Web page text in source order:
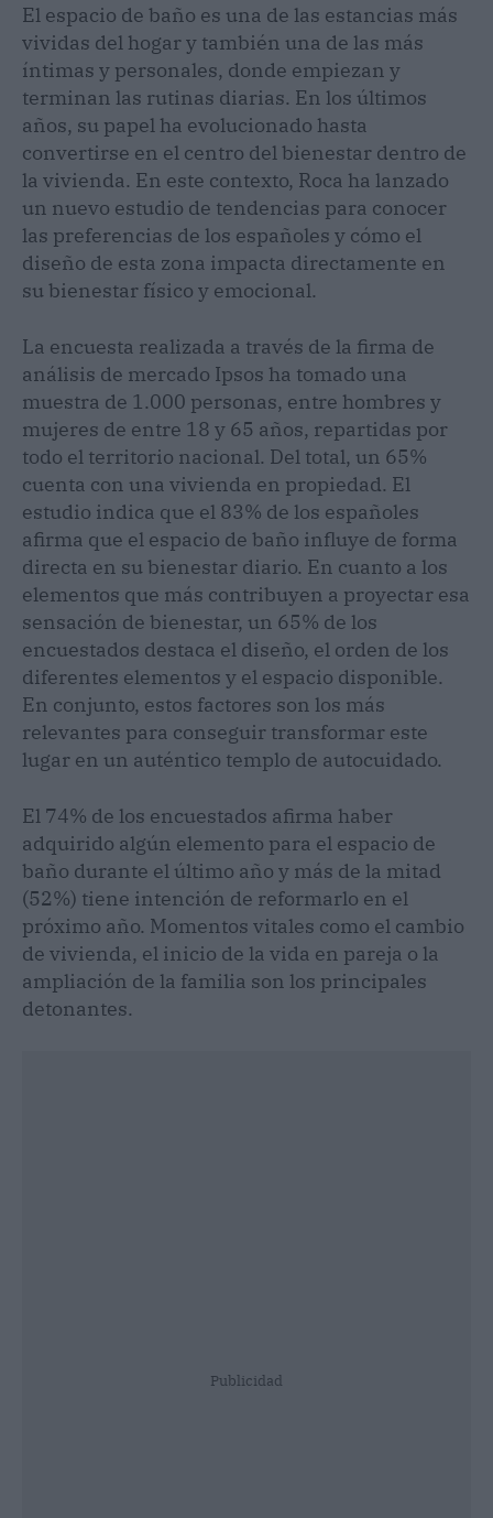
El espacio de baño es una de las estancias más
vividas del hogar y también una de las más
íntimas y personales, donde empiezan y
terminan las rutinas diarias. En los últimos
años, su papel ha evolucionado hasta
convertirse en el centro del bienestar dentro de
la vivienda. En este contexto, Roca ha lanzado
un nuevo estudio de tendencias para conocer
las preferencias de los españoles y cómo el
diseño de esta zona impacta directamente en
su bienestar físico y emocional.
La encuesta realizada a través de la firma de
análisis de mercado Ipsos ha tomado una
muestra de 1.000 personas, entre hombres y
mujeres de entre 18 y 65 años, repartidas por
todo el territorio nacional. Del total, un 65%
cuenta con una vivienda en propiedad. El
estudio indica que el 83% de los españoles
afirma que el espacio de baño influye de forma
directa en su bienestar diario. En cuanto a los
elementos que más contribuyen a proyectar esa
sensación de bienestar, un 65% de los
encuestados destaca el diseño, el orden de los
diferentes elementos y el espacio disponible.
En conjunto, estos factores son los más
relevantes para conseguir transformar este
lugar en un auténtico templo de autocuidado.
El 74% de los encuestados afirma haber
adquirido algún elemento para el espacio de
baño durante el último año y más de la mitad
(52%) tiene intención de reformarlo en el
próximo año. Momentos vitales como el cambio
de vivienda, el inicio de la vida en pareja o la
ampliación de la familia son los principales
detonantes.
Publicidad